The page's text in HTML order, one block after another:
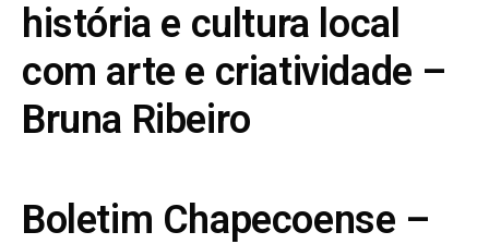
história e cultura local
com arte e criatividade –
Bruna Ribeiro
Boletim Chapecoense –